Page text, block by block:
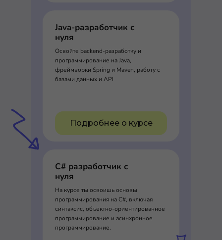
Java-разработчик с
нуля
Освойте backend-разработку и
программирование на Java,
фреймворки Spring и Maven, работу с
базами данных и API
Подробнее о курсе
C# разработчик с
нуля
На курсе ты освоишь основы
программирования на C#, включая
синтаксис, объектно-ориентированное
программирование и асинхронное
программирование.